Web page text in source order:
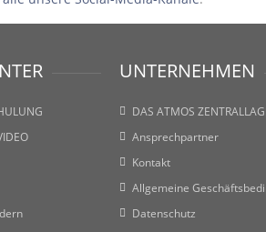
UNTERNEHMEN
DAS ATMOS
Ansprechpartner
Kontakt
Allgemeine
Datenschutz